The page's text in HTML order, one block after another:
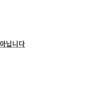
니다